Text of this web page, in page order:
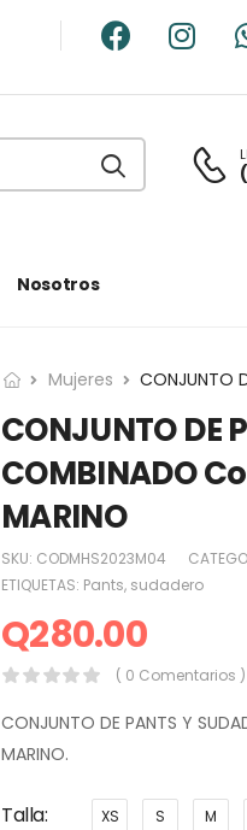
Nosotros
Mujeres
CONJUNTO DE
COMBINADO
MARINO
SKU: CODMHS2023M04
ETIQUETAS: Pants, sudadero
Q280.00
( 0 Comentarios )
CONJUNTO DE PANTS Y
MARINO.
Talla XS S M